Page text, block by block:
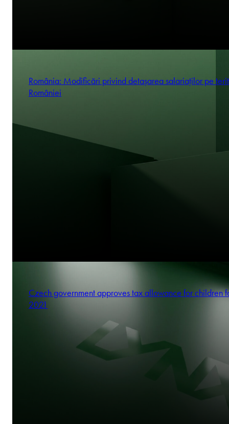
România: Modificări privind detașarea salariaților pe
României
Czech government approves tax allowance for children
2021